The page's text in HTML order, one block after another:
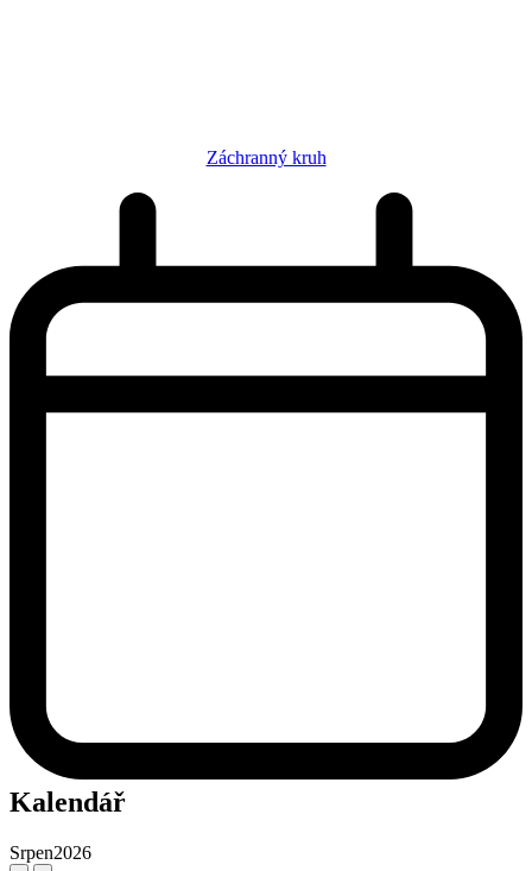
Záchranný kruh
Kalendář
Srpen2026